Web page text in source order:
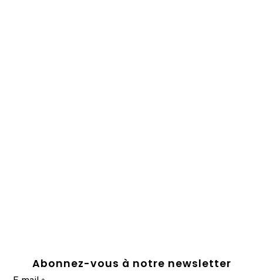
Abonnez-vous à notre newsletter